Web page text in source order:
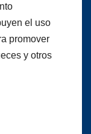
el uso
promover
y otros